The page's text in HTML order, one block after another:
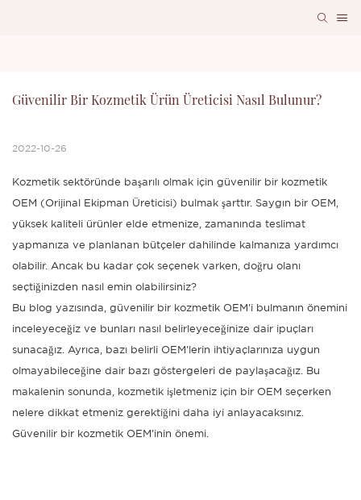
Güvenilir Bir Kozmetik Ürün Üreticisi Nasıl Bulunur?
2022-10-26
Kozmetik sektöründe başarılı olmak için güvenilir bir kozmetik
OEM (Orijinal Ekipman Üreticisi) bulmak şarttır. Saygın bir OEM,
yüksek kaliteli ürünler elde etmenize, zamanında teslimat
yapmanıza ve planlanan bütçeler dahilinde kalmanıza yardımcı
olabilir. Ancak bu kadar çok seçenek varken, doğru olanı
seçtiğinizden nasıl emin olabilirsiniz?
Bu blog yazısında, güvenilir bir kozmetik OEM'i bulmanın önemini
inceleyeceğiz ve bunları nasıl belirleyeceğinize dair ipuçları
sunacağız. Ayrıca, bazı belirli OEM'lerin ihtiyaçlarınıza uygun
olmayabileceğine dair bazı göstergeleri de paylaşacağız. Bu
makalenin sonunda, kozmetik işletmeniz için bir OEM seçerken
nelere dikkat etmeniz gerektiğini daha iyi anlayacaksınız.
Güvenilir bir kozmetik OEM'inin önemi.